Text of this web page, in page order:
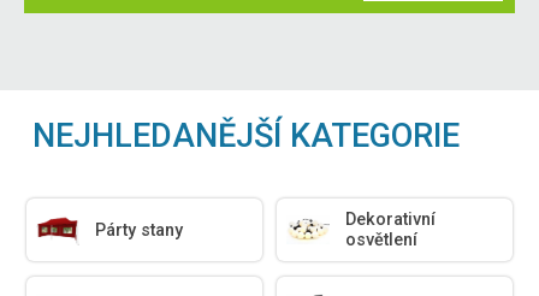
NEJHLEDANĚJŠÍ KATEGORIE
Párty stany
Dekorativní
osvětlení